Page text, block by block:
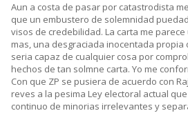
Aun a costa de pasar por catastrodista
que un embustero de solemnidad
visos de credebilidad. La carta me
mas, una desgraciada inocentada
seria capaz de cualquier cosa por
hechos de tan solmne carta. Yo me
Con que ZP se pusiera de acuerdo con
reves a la pesima Ley electoral actual
continuo de minorias irrelevantes y